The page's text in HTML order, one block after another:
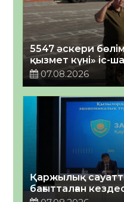
5547 әскери
қызмет күні» іс-
07.08.2026
Қаржылық
бағытталған